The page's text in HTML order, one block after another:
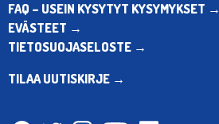
FAQ – USEIN KYSYTYT KYSYMYKSET →
EVÄSTEET →
TIETOSUOJASELOSTE →
TILAA UUTISKIRJE →